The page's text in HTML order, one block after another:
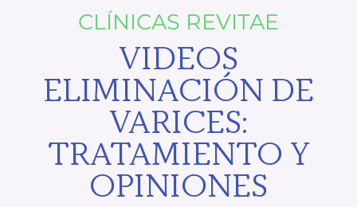
CLÍNICAS REVITAE
VIDEOS
ELIMINACIÓN DE
VARICES:
TRATAMIENTO Y
OPINIONES